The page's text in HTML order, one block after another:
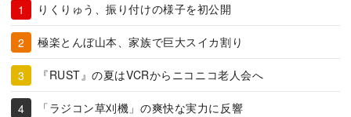
りくりゅう、振り付けの様子を初公開
極楽とんぼ山本、家族で巨大スイカ割り
『RUST』の夏はVCRからニコニコ老人会へ
「ラジコン草刈機」の爽快な実力に反響